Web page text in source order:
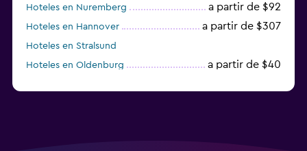
Hoteles en Nuremberg a partir de $92
Hoteles en Hannover a partir de $307
Hoteles en Stralsund
Hoteles en Oldenburg
a partir de $40